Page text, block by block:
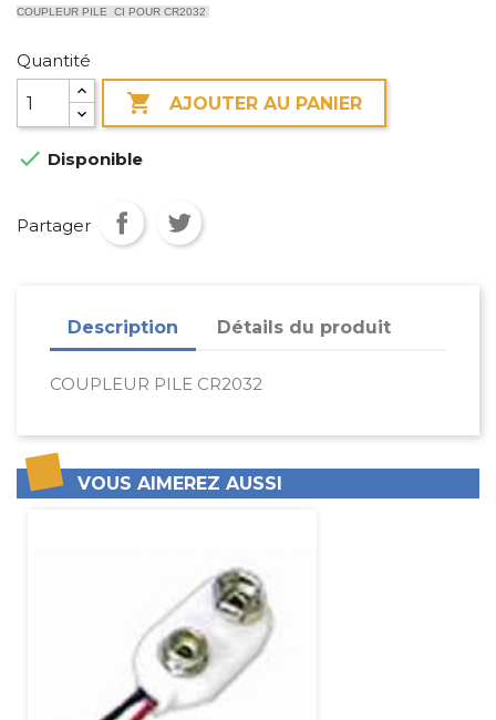
COUPLEUR PILE CI POUR CR2032
Quantité
 AJOUTER AU PANIER
 Disponible
Partager
Description Détails du produit
COUPLEUR PILE CR2032
VOUS AIMEREZ AUSSI